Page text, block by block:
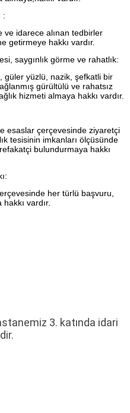
:
ve idarece alınan tedbirler
getirmeye hakkı vardır.
saygınlık görme ve rahatlık:
güler yüzlü, nazik, şefkatli bir
gürültülü ve rahatsız
hizmeti almaya hakkı vardır.
esaslar çerçevesinde ziyaretçi
tesisinin imkanları ölçüsünde
bulundurmaya hakkı
her türlü başvuru,
vardır.
3. katında idari